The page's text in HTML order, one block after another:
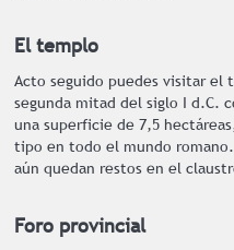
El templo
Acto seguido puedes visitar
segunda mitad del siglo I d.C.
una superficie de 7,5
tipo en todo el mundo
aún quedan restos en el
Foro provincial